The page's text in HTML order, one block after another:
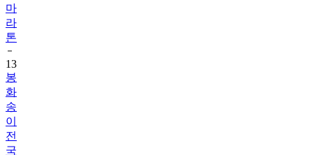
마
라
톤
13
봉
화
송
이
전
국